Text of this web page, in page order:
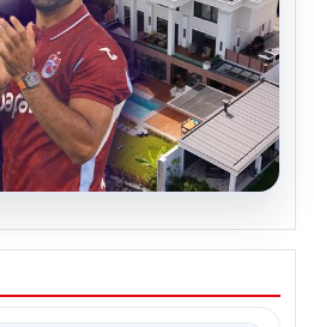
yaşayacağı lüks
yok yok…